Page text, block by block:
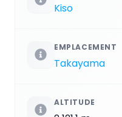
Kiso
EMPLACEMENT
Takayama
ALTITUDE